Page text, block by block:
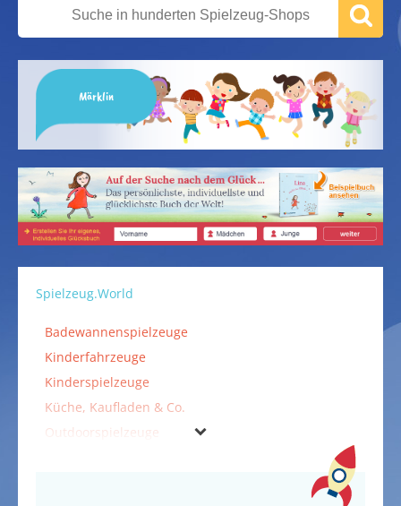
Märklin
Spielzeug.World
Badewannenspielzeuge
Kinderfahrzeuge
Kinderspielzeuge
Küche, Kaufladen & Co.
Outdoorspielzeuge